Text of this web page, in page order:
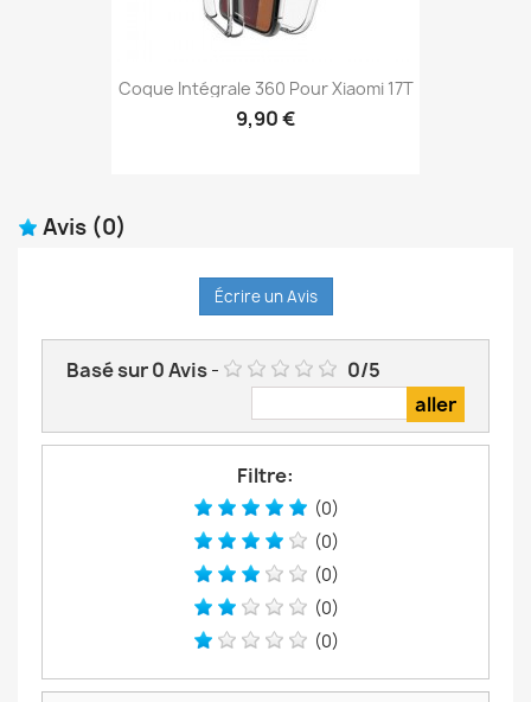
Coque Intégrale 360 Pour Xiaomi 17T
9,90 €
Avis (0)
Écrire un Avis
Basé sur0Avis- 0/5
Filtre:
(0)
(0)
(0)
(0)
(0)